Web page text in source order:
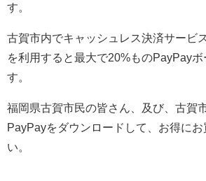
す。
古賀市内でキャッシュレス決済サービ
を利用すると最大で20%ものPayPayボ
す。
福岡県古賀市民の皆さん、及び、古賀
PayPayをダウンロードして、お得にお
い。